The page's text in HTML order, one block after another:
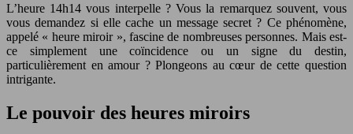
L’heure 14h14 vous interpelle ? Vous la remarquez souvent, vous
vous demandez si elle cache un message secret ? Ce phénomène,
appelé « heure miroir », fascine de nombreuses personnes. Mais est-
ce simplement une coïncidence ou un signe du destin,
particulièrement en amour ? Plongeons au cœur de cette question
intrigante.
Le pouvoir des heures miroirs